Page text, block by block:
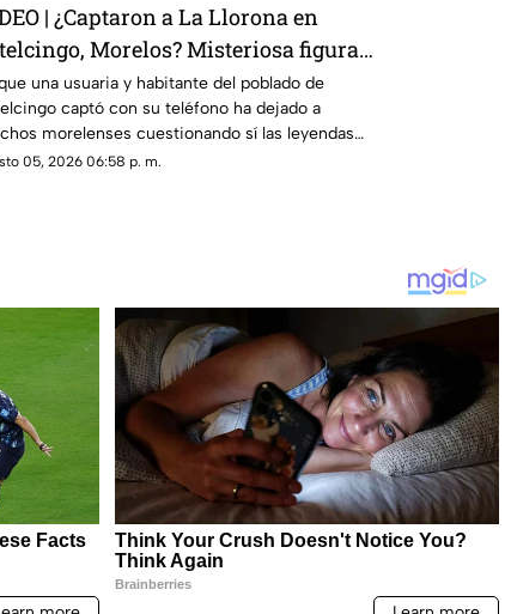
| ¿Captaron a La Llorona en
Morelos? Misteriosa figura y
en Tetelcingo, Morelos,
las redes
una usuaria y habitante del poblado de
captó con su teléfono ha dejado a
morelenses cuestionando sí las leyendas
se han contado de generación en generación
05, 2026 06:58 p. m.